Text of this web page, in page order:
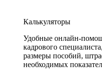
Калькуляторы
Удобные онлайн-
кадрового
размеры пособий,
необходимых